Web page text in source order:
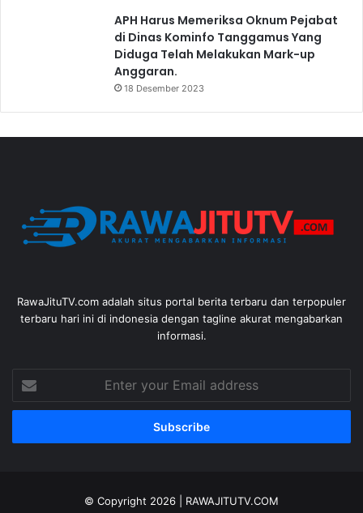
APH Harus Memeriksa Oknum Pejabat
di Dinas Kominfo Tanggamus Yang
Diduga Telah Melakukan Mark-up
Anggaran.
18 Desember 2023
RawaJituTV.com adalah situs portal berita terbaru dan terpopuler
terbaru hari ini di indonesia dengan tagline akurat mengabarkan
informasi.
your
Email
© Copyright 2026 | RAWAJITUTV.COM